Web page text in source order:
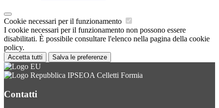
Cookie necessari per il funzionamento
I cookie necessari per il funzionamento non possono essere
disabilitati. È possibile consultare l'elenco nella pagina della cookie
policy.
Accetta tutti Salva le preferenze
IPSEOA Celletti Formia
Contatti